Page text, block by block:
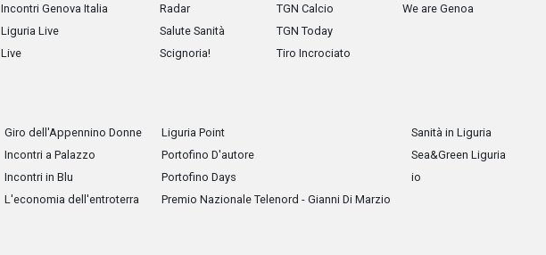
Incontri Genova Italia
Liguria Live
Live
Radar
Salute Sanità
Scignoria!
TGN Calcio
TGN Today
Tiro Incrociato
We are Genoa
Giro dell'Appennino Donne
Incontri a Palazzo
Incontri in Blu
L'economia dell'entroterra
Liguria Point
Portofino D'autore
Portofino Days
Premio Nazionale Telenord - Gianni Di Marzio
Sanità in Liguria
Sea&Green Liguria
io